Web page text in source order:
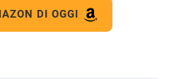
DI OGGI